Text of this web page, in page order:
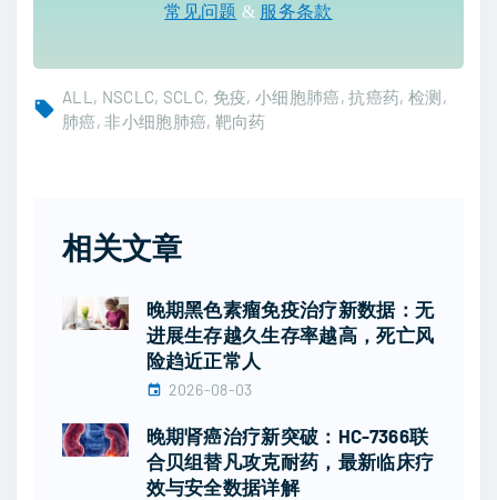
常见问题 & 服务条款
ALL NSCLC SCLC 免疫 小细胞肺癌 抗癌药 检测
肺癌 非小细胞肺癌 靶向药
相关文章
晚期黑色素瘤免疫治疗新数据：无
进展生存越久生存率越高，死亡风
险趋近正常人
2026-08-03
晚期肾癌治疗新突破：HC-7366联
合贝组替凡攻克耐药，最新临床疗
效与安全数据详解